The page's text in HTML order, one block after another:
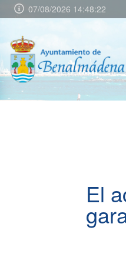
07/08/2026 14:48:23
El